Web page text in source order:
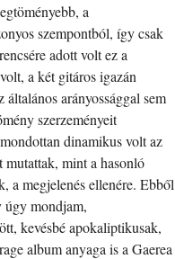
a
szempontból, így csak
adott volt ez a
a két gitáros igazán
arányossággal sem
szerzeményeit
dinamikus volt az
mutattak, mint a hasonló
a megjelenés ellenére. Ebből
úgy mondjam,
kevésbé apokaliptikusak,
album anyaga is a Gaerea